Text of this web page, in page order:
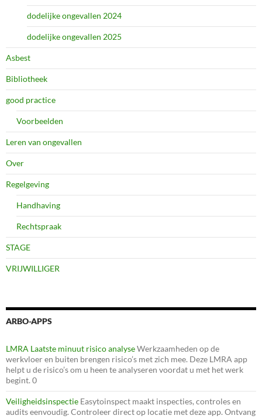
dodelijke ongevallen 2024
dodelijke ongevallen 2025
Asbest
Bibliotheek
good practice
Voorbeelden
Leren van ongevallen
Over
Regelgeving
Handhaving
Rechtspraak
STAGE
VRIJWILLIGER
ARBO-APPS
LMRA Laatste minuut risico analyseWerkzaamheden op de
werkvloer en buiten brengen risico’s met zich mee. Deze LMRA app
helpt u de risico’s om u heen te analyseren voordat u met het werk
begint. 0
Veiligheidsinspectie Easytoinspect maakt inspecties, controles en
audits eenvoudig. Controleer direct op locatie met deze app. Ontvang